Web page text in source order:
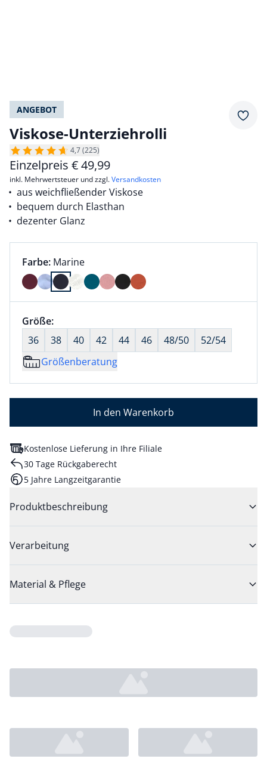
ANGEBOT
Viskose-Unterziehrolli
4,7 (225)
Einzelpreis €49,99
inkl. Mehrwertsteuer und zzgl.Versandkosten
aus weichfließender Viskose
bequem durch Elasthan
dezenter Glanz
Farbauswahl:
Farbe: aktuell ausgewählt:
Marine
Farbe Marine ausgewählt
Größenauswahl:
Größe:nichts ausgewählt
36
38 40 42 44 46 48/50
52/54
Größenberatung
In den Warenkorb
Kostenlose Lieferung in Ihre Filiale
30 Tage Rückgaberecht
5 Jahre Langzeitgarantie
Produktbeschreibung
Verarbeitung
Material & Pflege